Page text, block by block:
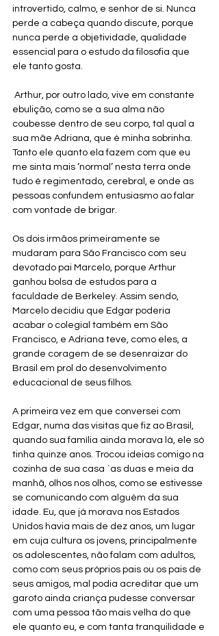
introvertido, calmo, e senhor de si. Nunca
perde a cabeça quando discute, porque
nunca perde a objetividade, qualidade
essencial para o estudo da filosofia que
ele tanto gosta.
ebulição, como se a sua alma não
coubesse dentro de seu corpo, tal qual a
sua mãe Adriana, que é minha sobrinha.
Tanto ele quanto ela fazem com que eu
me sinta mais ‘normal’ nesta terra onde
tudo é regimentado, cerebral, e onde as
pessoas confundem entusiasmo ao falar
com vontade de brigar.
Os dois irmãos primeiramente se
mudaram para São Francisco com seu
devotado pai Marcelo, porque Arthur
ganhou bolsa de estudos para a
faculdade de Berkeley. Assim sendo,
Marcelo decidiu que Edgar poderia
acabar o colegial também em São
Francisco, e Adriana teve, como eles, a
grande coragem de se desenraizar do
Brasil em prol do desenvolvimento
educacional de seus filhos.
A primeira vez em que conversei com
Edgar, numa das visitas que fiz ao Brasil,
quando sua família ainda morava lá, ele só
tinha quinze anos. Trocou ideias comigo na
cozinha de sua casa `as duas e meia da
manhã, olhos nos olhos, como se estivesse
se comunicando com alguém da sua
idade. Eu, que já morava nos Estados
Unidos havia mais de dez anos, um lugar
em cuja cultura os jovens, principalmente
os adolescentes, não falam com adultos,
como com seus próprios pais ou os pais de
seus amigos, mal podia acreditar que um
garoto ainda criança pudesse conversar
com uma pessoa tão mais velha do que
ele quanto eu, e com tanta tranquilidade e